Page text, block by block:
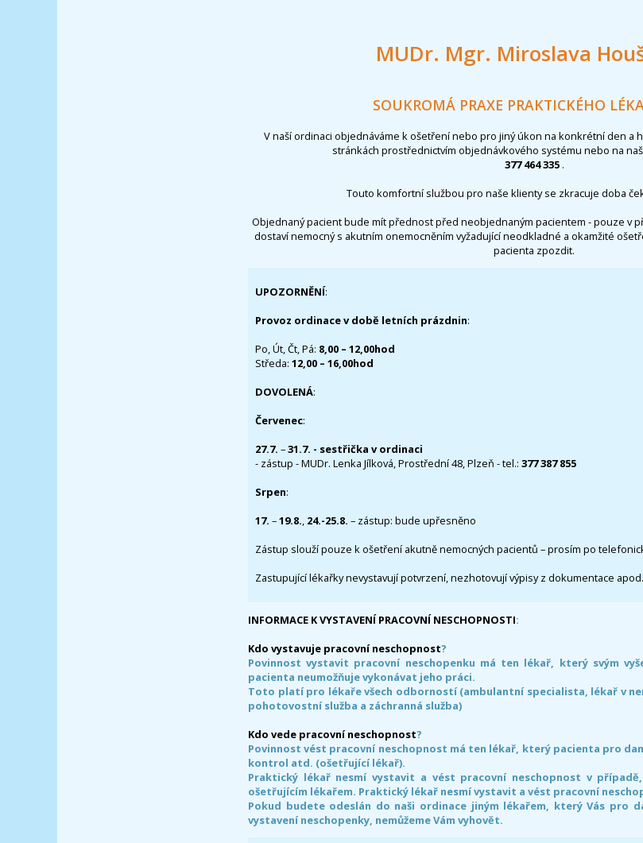
MUDr. Mgr. Miroslava
SOUKROMÁ PRAXE PRAKTICKÉHO
V naší ordinaci objednáváme k ošetření nebo pro jiný úkon na konkrétní den a
stránkách prostřednictvím objednávkového systému nebo na
377 464 335 .
Touto komfortní službou pro naše klienty se zkracuje doba
Objednaný pacient bude mít přednost před neobjednaným pacientem - pouze v
dostaví nemocný s akutním onemocněním vyžadující neodkladné a okamžité
pacienta zpozdit.
UPOZORNĚNÍ:
Provoz ordinace v době letních prázdnin:
Po, Út, Čt, Pá: 8,00 – 12,00hod
Středa: 12,00 – 16,00hod
DOVOLENÁ:
Červenec:
27.7. –31.7. - sestřička v ordinaci
- zástup - MUDr. Lenka Jílková, Prostřední 48, Plzeň - tel.: 377 387 855
Srpen:
17. –19.8., 24.-25.8. – zástup: bude upřesněno
Zástup slouží pouze k ošetření akutně nemocných pacientů – prosím po
Zastupující lékařky nevystavují potvrzení, nezhotovují výpisy z dokumentace
INFORMACE K VYSTAVENÍ PRACOVNÍ NESCHOPNOSTI:
Kdo vystavuje pracovní neschopnost?
Povinnost vystavit pracovní neschopenku má ten lékař, který svým
pacienta neumožňuje vykonávat jeho práci.
Toto platí pro lékaře všech odborností (ambulantní specialista, lékař v
pohotovostní služba a záchranná služba)
Kdo vede pracovní neschopnost?
Povinnost vést pracovní neschopnost má ten lékař, který pacienta pro
kontrol atd. (ošetřující lékař).
Praktický lékař nesmí vystavit a vést pracovní neschopnost v
ošetřujícím lékařem. Praktický lékař nesmí vystavit a vést pracovní
Pokud budete odeslán do naši ordinace jiným lékařem, který Vás pro
vystavení neschopenky, nemůžeme Vám vyhovět.